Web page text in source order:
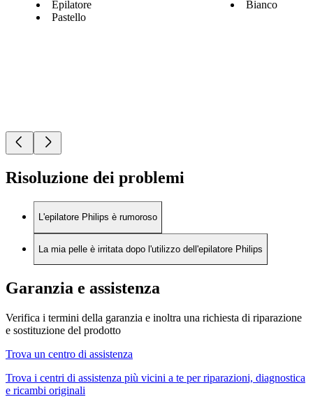
Epilatore
Pastello
Bianco
Risoluzione dei problemi
L'epilatore Philips è rumoroso
La mia pelle è irritata dopo l'utilizzo dell'epilatore Philips
Garanzia e assistenza
Verifica i termini della garanzia e inoltra una richiesta di riparazione
e sostituzione del prodotto
Trova un centro di assistenza
Trova i centri di assistenza più vicini a te per riparazioni, diagnostica
e ricambi originali